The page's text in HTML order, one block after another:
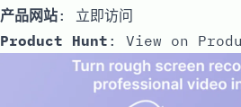
产品网站: 立即访问
Product Hunt : View on